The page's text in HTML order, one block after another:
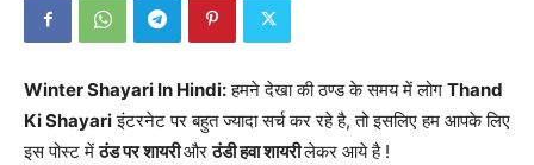
Winter Shayari In Hindi:हमने देखा की ठण्ड के समय में लोग Thand
Ki Shayariइंटरनेट पर बहुत ज्यादा सर्च कर रहे है, तो इसलिए हम आपके लिए
इस पोस्ट मेंठंड पर शायरीऔरठंडी हवा शायरीलेकर आये है !